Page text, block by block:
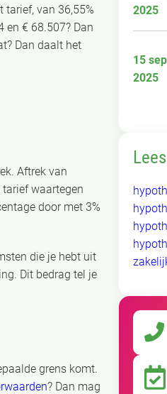
van 36,55%
en € 68.507? Dan
Dan daalt het
Aftrek van
waartegen
door met 3%
die je hebt uit
Dit bedrag tel je
grens komt.
? Dan mag
2025
15 sep
2025